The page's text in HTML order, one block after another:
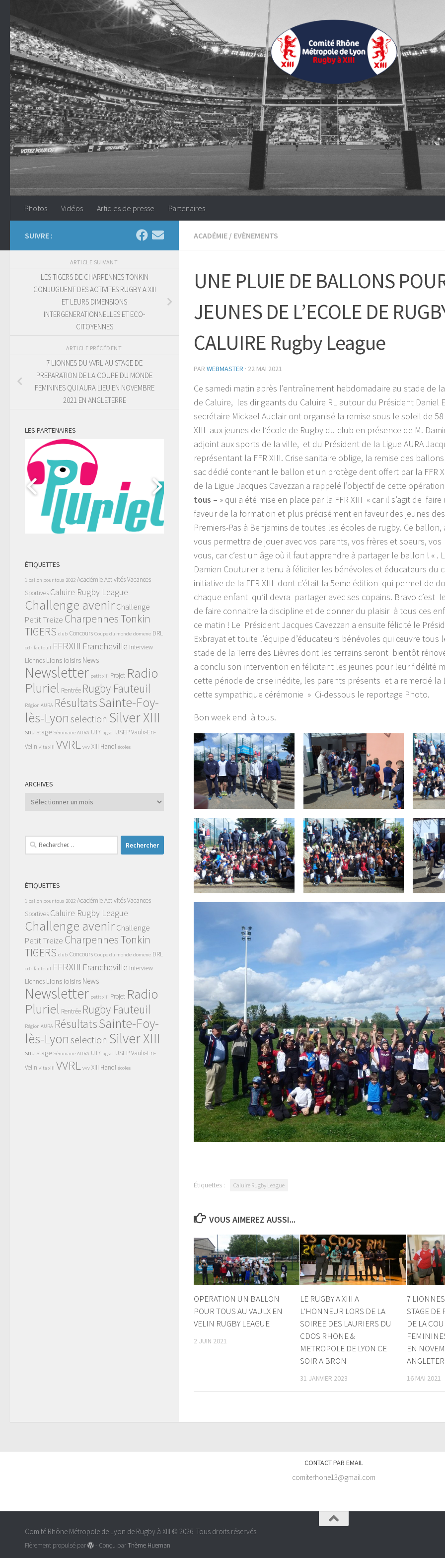
Skip to content
Photos Vidéos Articles de presse Partenaires
ACADÉMIE / EVÈNEMENTS
UNE PLUIE DE BALLONS
JEUNES DE L’ECOLE DE
CALUIRE Rugby League
PAR WEBMASTER · 22 MAI 2021
Ce samedi matin après l’entraînement hebdomadaire au stade de
de Caluire, les dirigeants du Caluire RL autour du Président Daniel
secrétaire Mickael Auclair ont organisé la remise sous le soleil de
XIII aux jeunes de l’école de Rugby du club en présence de M.
adjoint aux sports de la ville, et du Président de la Ligue AURA
représentant la FFR XIII. Crise sanitaire oblige, la remise des
sac dédié contenant le ballon et un protège dent offert par la FFR
de la Ligue Jacques Cavezzan a rappelé l’objectif de cette
tous – » qui a été mise en place par la FFR XIII « car il s’agit de
faveur de la formation et plus précisément en faveur des jeunes
Premiers-Pas à Benjamins de toutes les écoles de rugby. Ce ballon,
vous permettra de jouer avec vos parents, vos frères et soeurs,
vous, car c’est un âge où il faut apprendre à partager le ballon ! « .
Damien Couturier a tenu à féliciter les bénévoles et éducateurs du
initiative de la FFR XIII dont c’était la 5eme édition qui permet de
chaque enfant qu’il devra partager avec ses copains. Bravo c’est
de faire connaitre la discipline et de donner du plaisir à tous ces
ce matin ! Le Président Jacques Cavezzan a ensuite félicité le
Exbrayat et toute l’équipe d’éducateurs bénévoles qui œuvre tous
stade de la Terre des Lièvres dont les terrains seront bientôt
a conclu son intervention en félicitant les jeunes pour leur fidélité
cette période de crise inédite, les parents présents et a remercié la
cette sympathique cérémonie » Ci-dessous le reportage Photo.
Bon week end à tous.
Étiquettes : Caluire Rugby League
VOUS AIMEREZ AUSSI...
OPERATION UN BALLON
POUR TOUS AU VAULX EN
VELIN RUGBY LEAGUE
2 JUIN 2021
LE RUGBY A XIII A
L’HONNEUR LORS DE LA
SOIREE DES LAURIERS DU
CDOS RHONE &
METROPOLE DE LYON CE
SOIR A BRON
31 JANVIER 2023
7
STAGE DE
DE LA
EN
16 MAI 2021
SUIVRE :
ARTICLE SUIVANT
LES TIGERS DE CHARPENNES TONKIN
CONJUGUENT DES ACTIVITES RUGBY A XIII
ET LEURS DIMENSIONS
INTERGENERATIONNELLES ET ECO-
CITOYENNES
ARTICLE PRÉCÉDENT
7 LIONNES DU VVRL AU STAGE DE
PREPARATION DE LA COUPE DU MONDE
FEMININES QUI AURA LIEU EN NOVEMBRE
2021 EN ANGLETERRE
LES PARTENAIRES
ÉTIQUETTES
1 ballon pour tous 2022 AcadémieActivités Vacances
Sportives Caluire Rugby League
Challenge avenirChallenge
Petit Treize Charpennes Tonkin
TIGERS club Concours Coupe du monde domene DRL
edr fauteuil FFRXIII Francheville Interview
Lionnes Lions loisirs News
Newsletter petit xiii Projet Radio
Pluriel Rentrée Rugby Fauteuil
Région AURA RésultatsSainte-Foy-
lès-Lyon selection Silver XIII
snu stage Séminaire AURA U17 ugsel USEPVaulx-En-
Velin vita xiii VVRL vvv XIII Handi écoles
ARCHIVES
Archives
Rechercher :
ÉTIQUETTES
1 ballon pour tous 2022 AcadémieActivités Vacances
Sportives Caluire Rugby League
Challenge avenirChallenge
Petit Treize Charpennes Tonkin
TIGERS club Concours Coupe du monde domene DRL
edr fauteuil FFRXIII Francheville Interview
Lionnes Lions loisirs News
Newsletter petit xiii Projet Radio
Pluriel Rentrée Rugby Fauteuil
Région AURA RésultatsSainte-Foy-
lès-Lyon selection Silver XIII
snu stage Séminaire AURA U17 ugsel USEPVaulx-En-
Velin vita xiii VVRL vvv XIII Handi écoles
CONTACT PAR EMAIL
comiterhone13@gmail.com
Comité Rhône Métropole de Lyon de Rugby à XIII © 2026. Tous droits réservés.
Fièrement propulsé par - Conçu parThème Hueman